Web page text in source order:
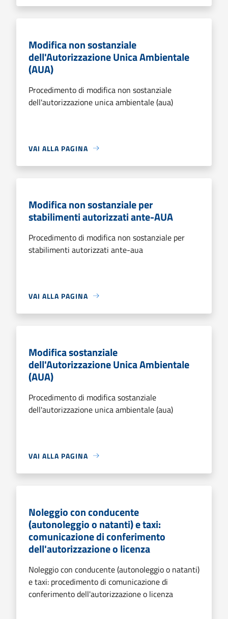
Modifica non sostanziale
dell'Autorizzazione Unica Ambientale
(AUA)
Procedimento di modifica non sostanziale
dell'autorizzazione unica ambientale (aua)
VAI ALLA PAGINA
Modifica non sostanziale per
stabilimenti autorizzati ante-AUA
Procedimento di modifica non sostanziale per
stabilimenti autorizzati ante-aua
VAI ALLA PAGINA
Modifica sostanziale
dell'Autorizzazione Unica Ambientale
(AUA)
Procedimento di modifica sostanziale
dell'autorizzazione unica ambientale (aua)
VAI ALLA PAGINA
Noleggio con conducente
(autonoleggio o natanti) e taxi:
comunicazione di conferimento
dell'autorizzazione o licenza
Noleggio con conducente (autonoleggio o natanti)
e taxi: procedimento di comunicazione di
conferimento dell'autorizzazione o licenza